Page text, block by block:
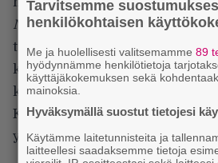
Nyt tai ei koskaanolisi täysin
tekele. Elokuvasta on haluttu
koskettava draamakomedia, ja
kohtauksissa siinä on
KokonaisuutenaNyt tai ei
yllätyksetön ja pliisu.
Tarvitsemme
henkilökohtaisen
Me ja huolellisesti valitsemamme 89
hyödynnämme henkilötietoja
käyttäjäkokemuksen sekä
mainoksia.
Hyväksymällä suostut tietojesi
Käytämme laitetunnisteita ja
laitteellesi saadaksemme tietoja